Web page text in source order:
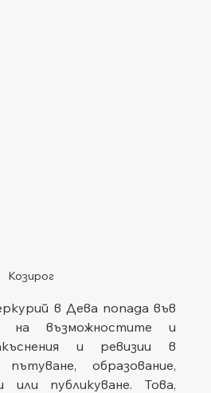
Козирог
в Дева попада във
на възможностите и
и ревизии в
образование,
или публикуване. Това,